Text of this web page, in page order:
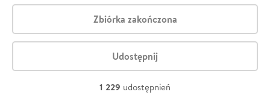
Zbiórka zakończona
Udostępnij
1 229 udostępnień